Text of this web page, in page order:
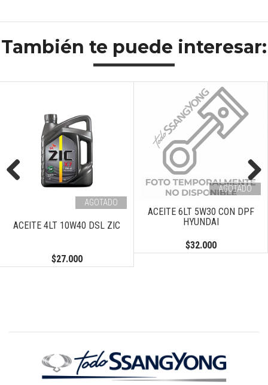
También te puede interesar:
AGOTADO
ACEITE 4LT 10W40 DSL ZIC
$27.000
AGOTADO
ACEITE 6LT 5W30 CON DPF
HYUNDAI
$32.000